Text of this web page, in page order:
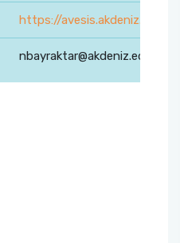
https://
nbayraktar@akdeniz.edu.tr